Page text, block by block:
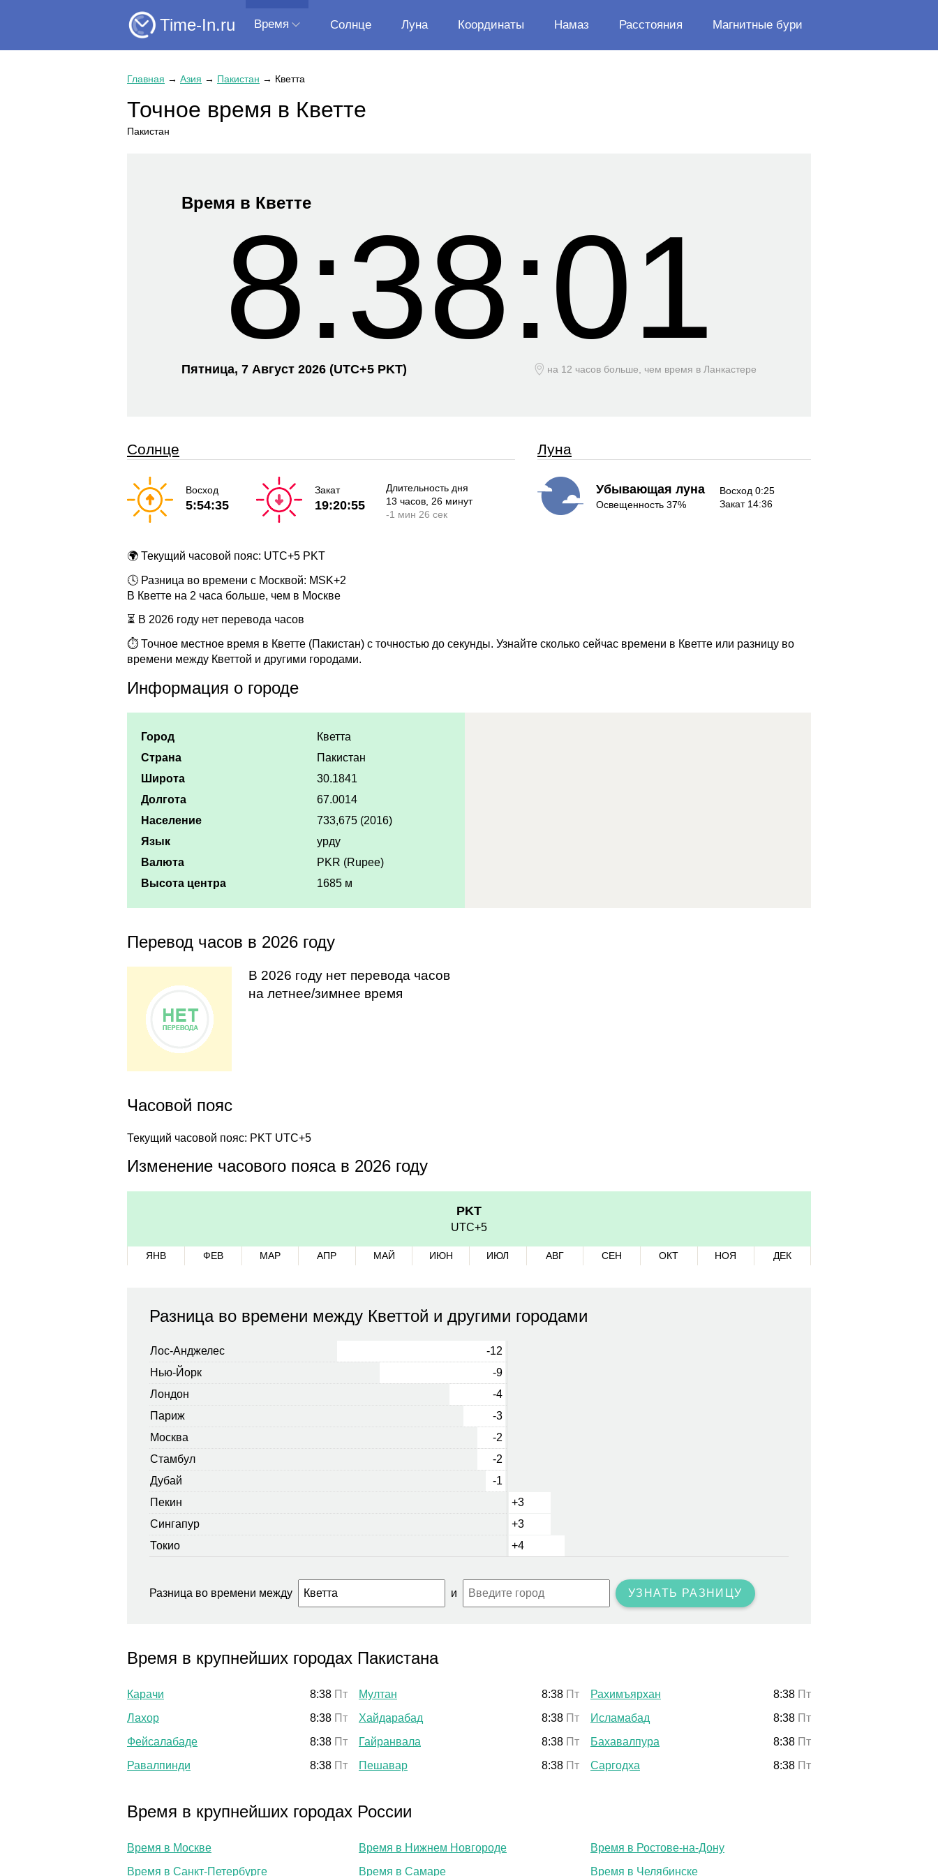
Time-In.ru Время Солнце Луна Координаты Намаз Расстояния Магнитные бури
Главная → Азия → Пакистан → Кветта
Точное время в Кветте
Пакистан
Время в Кветте
8:38:02
Пятница, 7 Август 2026 (UTC+5 PKT) на 12 часов больше, чем время в Ланкастере
Солнце
Восход
5:54:35
Закат
19:20:55
Длительность дня
13 часов, 26 минут
-1 мин 26 сек
Луна
Убывающая луна
Освещенность 37%
Восход 0:25
Закат 14:36
🌍 Текущий часовой пояс: UTC+5 PKT
🕓 Разница во времени с Москвой: MSK+2
В Кветте на 2 часа больше, чем в Москве
⏳ В 2026 году нет перевода часов
⏱ Точное местное время в Кветте (Пакистан) с точностью до секунды. Узнайте сколько сейчас времени в Кветте или разницу во
времени между Кветтой и другими городами.
Информация о городе
Город
Кветта
Страна
Пакистан
Широта
30.1841
Долгота
67.0014
Население
733,675 (2016)
Язык
урду
Валюта
PKR (Rupee)
Высота центра
1685 м
Перевод часов в 2026 году
В 2026 году нет перевода часов
на летнее/зимнее время
Часовой пояс
Текущий часовой пояс: PKT UTC+5
Изменение часового пояса в 2026 году
PKT
UTC+5
ЯНВ ФЕВ МАР АПР МАЙ ИЮН ИЮЛ АВГ СЕН ОКТ НОЯ ДЕК
Разница во времени между Кветтой и другими городами
Лос-Анджелес
-12
Нью-Йорк
-9
Лондон
-4
Париж
-3
Москва
-2
Стамбул
-2
Дубай
-1
Пекин
+3
Сингапур
+3
Токио
+4
Разница во времени между и УЗНАТЬ РАЗНИЦУ
Время в крупнейших городах Пакистана
Карачи 8:38 Пт
Лахор
8:38 Пт
Фейсалабаде
8:38 Пт
Равалпинди
8:38 Пт
Мултан 8:38 Пт
Хайдарабад
8:38 Пт
Гайранвала
8:38 Пт
Пешавар
8:38 Пт
Рахимъярхан 8:38 Пт
Исламабад
8:38 Пт
Бахавалпура
8:38 Пт
Саргодха
8:38 Пт
Время в крупнейших городах России
Время в Москве
Время в Санкт-Петербурге
Время в Нижнем Новгороде
Время в Самаре
Время в Ростове-на-Дону
Время в Челябинске